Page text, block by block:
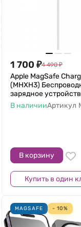
1 700 ₽4 490 ₽
Apple MagSafe
(MHXH3)
зарядное
В наличииАртикул
В корзину
Купить в один
MAGSAFE - 10%